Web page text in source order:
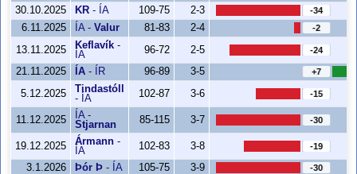
30.10.2025 KR - ÍA 109-75 2-3 -34
6.11.2025 ÍA - Valur 81-83 2-4 -2
13.11.2025 Keflavík -
ÍA
96-72 2-5 -24
21.11.2025 ÍA - ÍR 96-89 3-5 +7
5.12.2025
Tindastóll
- ÍA 102-87 3-6 -15
11.12.2025 ÍA -
Stjarnan
85-115 3-7 -30
19.12.2025 Ármann -
ÍA
102-83 3-8 -19
3.1.2026 Þór Þ - ÍA 105-75 3-9 -30